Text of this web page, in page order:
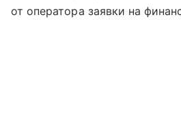
от оператора заявки на